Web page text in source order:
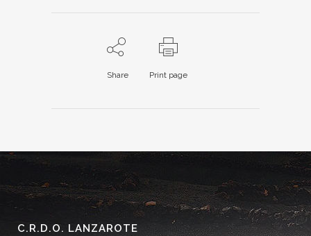
Share Print page
C.R.D.O. LANZAROTE